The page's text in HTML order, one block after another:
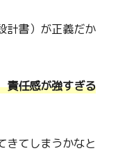
計書）が正義だか
責任感が強すぎる
きてしまうかなと